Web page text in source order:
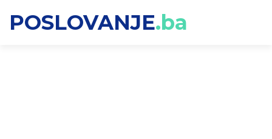
POSLOVANJE.ba